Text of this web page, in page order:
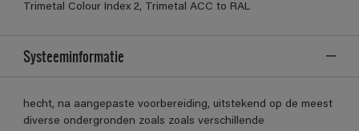
Trimetal Colour Index 2, Trimetal ACC to RAL
Systeeminformatie
hecht, na aangepaste voorbereiding, uitstekend op de meest
diverse ondergronden zoals zoals verschillende